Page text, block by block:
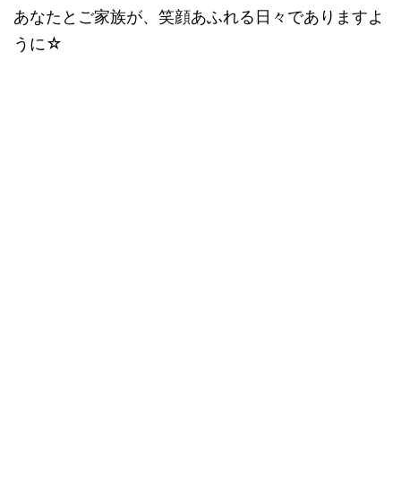
あなたとご家族が、笑顔あふれる日々でありますよ
うに☆